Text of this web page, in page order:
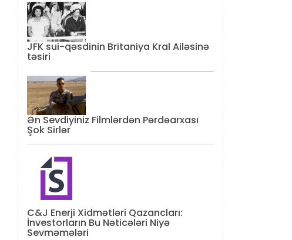
JFK sui-qəsdinin Britaniya Kral Ailəsinə
təsiri
Ən Sevdiyiniz Filmlərdən Pərdəarxası
Şok Sirlər
C&J Enerji Xidmətləri Qazancları:
İnvestorların Bu Nəticələri Niyə
Sevməmələri